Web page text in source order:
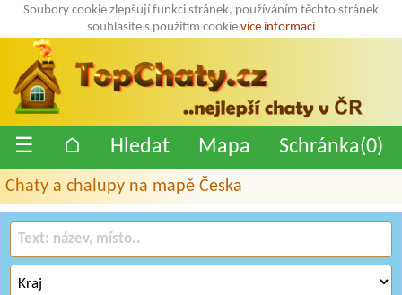
Soubory cookie zlepšují funkci stránek, používáním těchto stránek
souhlasíte s použitím cookie více informací
☰ ⌂ Hledat Mapa Schránka(0)
Chaty a chalupy na mapě Česka